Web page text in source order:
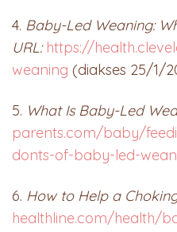
4. Baby-Led Weaning:
URL: https://
weaning (diakses 25/1/
5. What Is Baby-Led
parents.com/baby/
donts-of-baby-led-
6. How to Help a
healthline.com/health/